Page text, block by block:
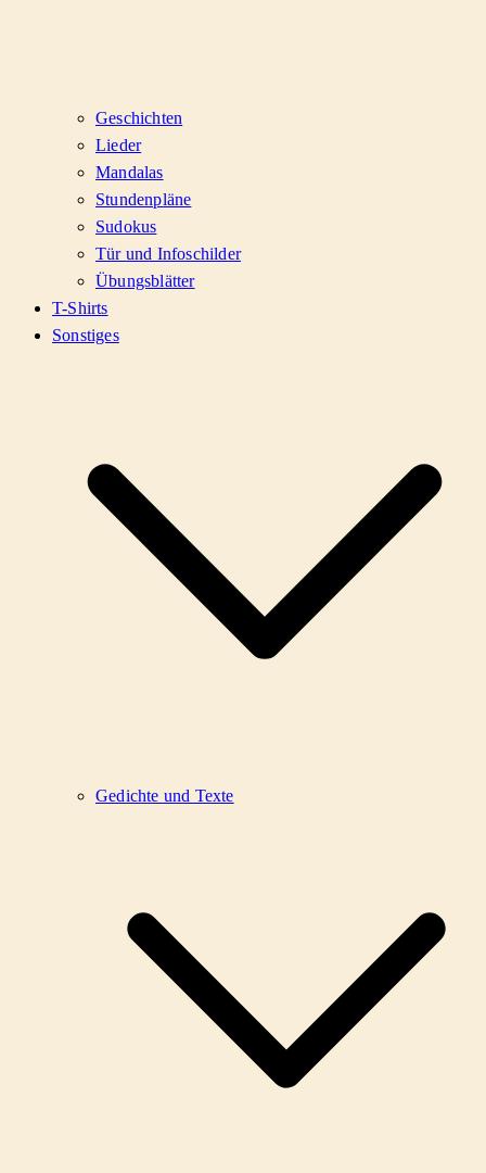
Geschichten
Lieder
Mandalas
Stundenpläne
Sudokus
Tür und Infoschilder
Übungsblätter
T-Shirts
Sonstiges
Gedichte und Texte